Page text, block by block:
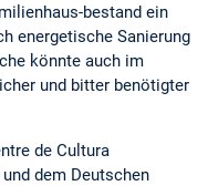
bestand ein
energetische Sanierung
könnte auch im
und bitter benötigter
de Cultura
dem Deutschen